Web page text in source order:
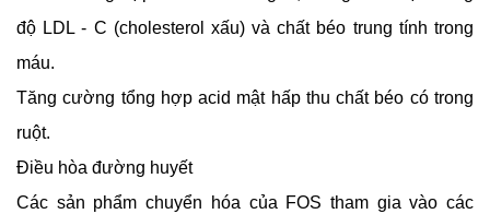
độ LDL - C (cholesterol xấu) và chất béo trung tính trong
máu.
Tăng cường tổng hợp acid mật hấp thu chất béo có trong
ruột.
Điều hòa đường huyết
Các sản phẩm chuyển hóa của FOS tham gia vào các